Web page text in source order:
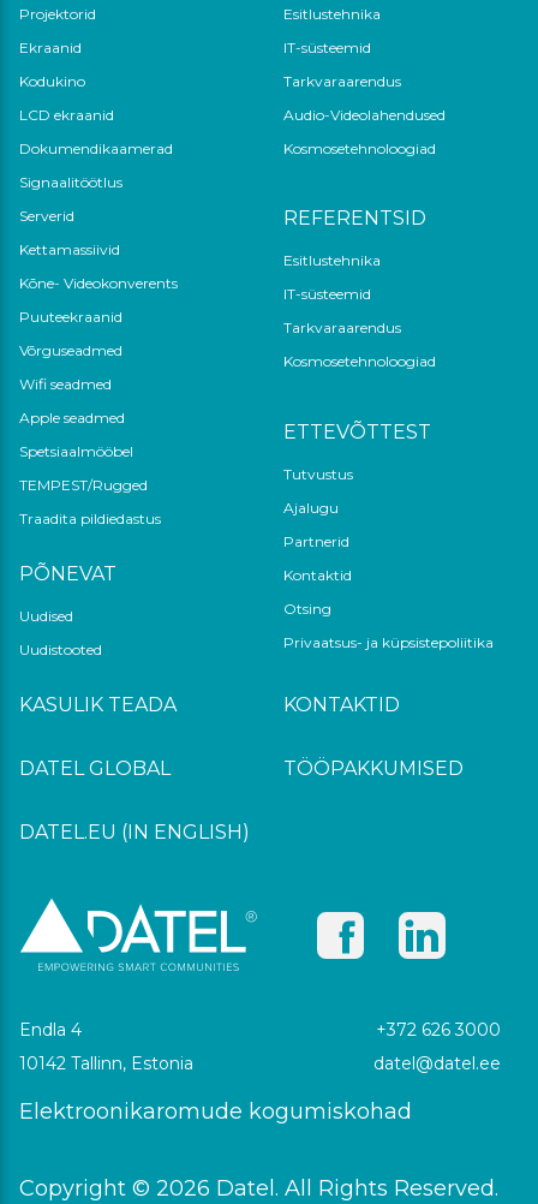
Projektorid
Ekraanid
Kodukino
LCD ekraanid
Dokumendikaamerad
Signaalitöötlus
Serverid
Kettamassiivid
Kõne- Videokonverents
Puuteekraanid
Võrguseadmed
Wifi seadmed
Apple seadmed
Spetsiaalmööbel
TEMPEST/Rugged
Traadita pildiedastus
Esitlustehnika
IT-süsteemid
Tarkvaraarendus
Audio-Videolahendused
Kosmosetehnoloogiad
REFERENTSID
Esitlustehnika
IT-süsteemid
Tarkvaraarendus
Kosmosetehnoloogiad
ETTEVÕTTEST
Tutvustus
Ajalugu
Partnerid
Kontaktid
Otsing
Privaatsus- ja küpsistepoliitika
PÕNEVAT
Uudised
Uudistooted
KASULIK TEADA KONTAKTID
DATEL GLOBAL TÖÖPAKKUMISED
DATEL.EU (IN ENGLISH)
Endla 4
10142 Tallinn, Estonia
+372 626 3000
datel@datel.ee
Elektroonikaromude kogumiskohad
Copyright © 2026 Datel. All Rights Reserved.